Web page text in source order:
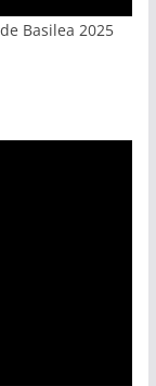
Basilea 2025